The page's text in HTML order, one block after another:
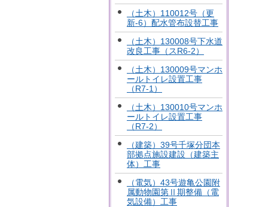
（土木）110012号（更
新-6）配水管布設替工事
（土木）130008号下水道
改良工事（スR6-2）
（土木）130009号マンホ
ールトイレ設置工事
（R7-1）
（土木）130010号マンホ
ールトイレ設置工事
（R7-2）
（建築）39号千塚分団本
部拠点施設建設（建築主
体）工事
（電気）43号遊亀公園附
属動物園第Ⅱ期整備（電
気設備）工事